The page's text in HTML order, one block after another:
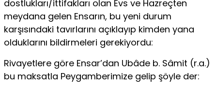
dostlukları/ittifakları olan Evs ve Hazreçten
meydana gelen Ensarın, bu yeni durum
karşısındaki tavırlarını açıklayıp kimden yana
olduklarını bildirmeleri gerekiyordu:
Rivayetlere göre Ensar’dan Ubâde b. Sâmit (r.a.)
bu maksatla Peygamberimize gelip şöyle der: